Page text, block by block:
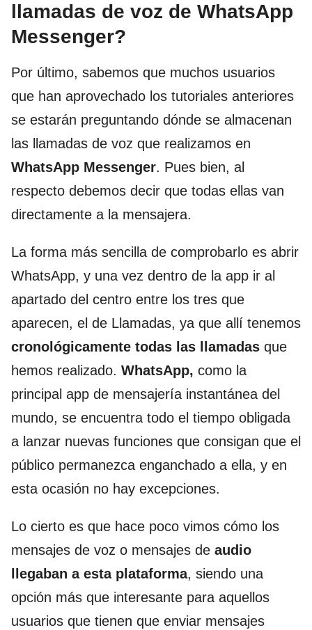
llamadas de voz de WhatsApp
Messenger?
Por último, sabemos que muchos usuarios
que han aprovechado los tutoriales anteriores
se estarán preguntando dónde se almacenan
las llamadas de voz que realizamos en
WhatsApp Messenger. Pues bien, al
respecto debemos decir que todas ellas van
directamente a la mensajera.
La forma más sencilla de comprobarlo es abrir
WhatsApp, y una vez dentro de la app ir al
apartado del centro entre los tres que
aparecen, el de Llamadas, ya que allí tenemos
cronológicamente todas las llamadas que
hemos realizado. WhatsApp, como la
principal app de mensajería instantánea del
mundo, se encuentra todo el tiempo obligada
a lanzar nuevas funciones que consigan que el
público permanezca enganchado a ella, y en
esta ocasión no hay excepciones.
Lo cierto es que hace poco vimos cómo los
mensajes de voz o mensajes de audio
llegaban a esta plataforma, siendo una
opción más que interesante para aquellos
usuarios que tienen que enviar mensajes